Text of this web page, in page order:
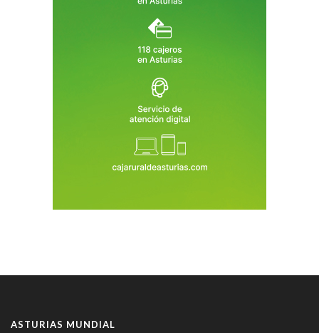
ASTURIAS MUNDIAL